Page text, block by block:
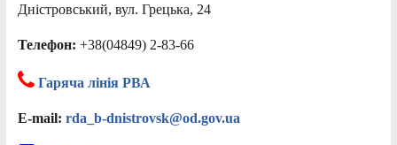
Дністровський, вул. Грецька, 24
Телефон: +38(04849) 2-83-66
Гаряча лінія РВА
E-mail: rda_b-dnistrovsk@od.gov.ua